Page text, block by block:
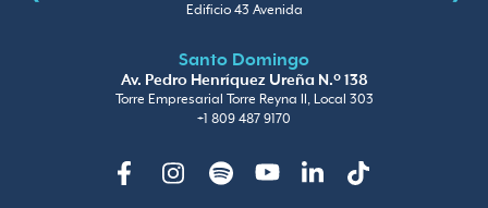
Edificio 43 Avenida
Santo Domingo
Av. Pedro Henríquez Ureña N.º 138
Torre Empresarial Torre Reyna II, Local 303
+1 809 487 9170
FacebookInstagramSpotify YoutubeLinkedinTikTok